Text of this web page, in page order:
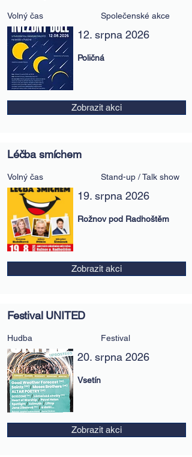
Volný čas Společenské akce
12. srpna 2026
Poličná
Zobrazit akci
Léčba smíchem
Volný čas Stand-up / Talk show
19. srpna 2026
Rožnov pod Radhoštěm
Zobrazit akci
Festival UNITED
Hudba Festival
20. srpna 2026
Vsetín
Zobrazit akci